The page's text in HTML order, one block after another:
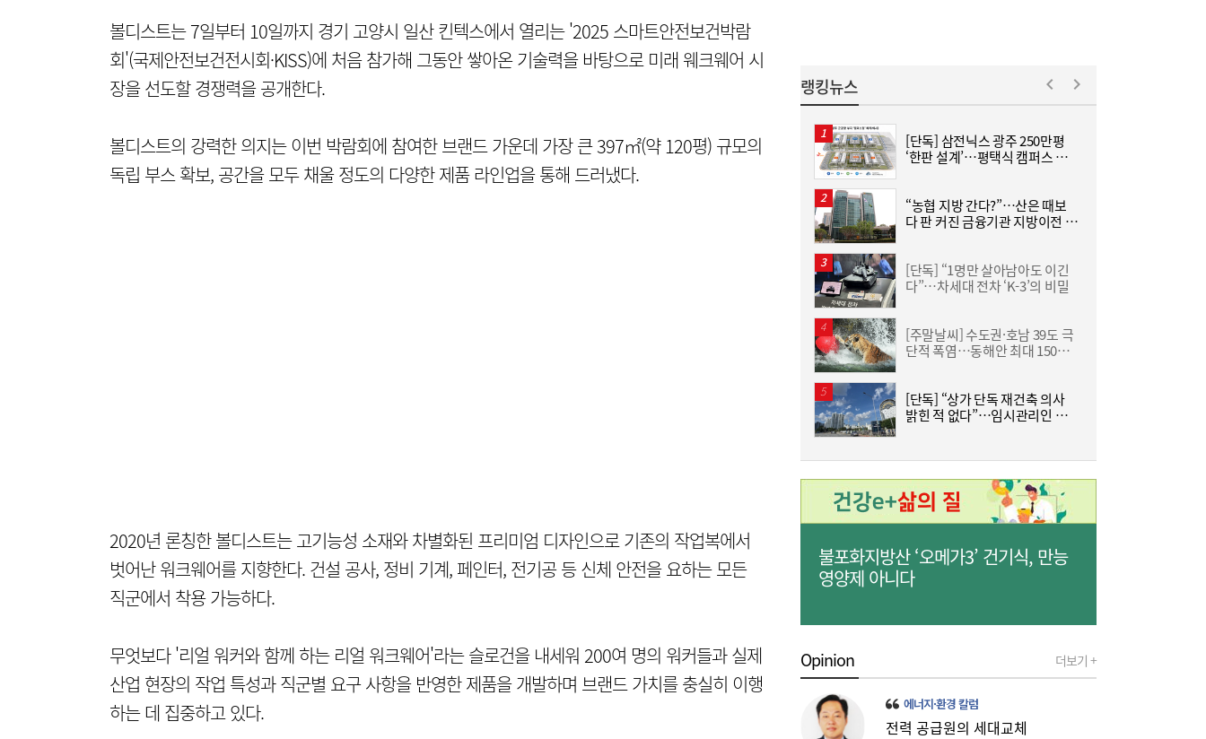
볼디스트는 7일부터 10일까지 경기 고양시 일산 킨텍스에서 열리는 '2025 스마트안전보건박람
회'(국제안전보건전시회·KISS)에 처음 참가해 그동안 쌓아온 기술력을 바탕으로 미래 웨크웨어 시
장을 선도할 경쟁력을 공개한다.
볼디스트의 강력한 의지는 이번 박람회에 참여한 브랜드 가운데 가장 큰 397㎡(약 120평) 규모의
독립 부스 확보, 공간을 모두 채울 정도의 다양한 제품 라인업을 통해 드러냈다.
2020년 론칭한 볼디스트는 고기능성 소재와 차별화된 프리미엄 디자인으로 기존의 작업복에서
벗어난 워크웨어를 지향한다. 건설 공사, 정비 기계, 페인터, 전기공 등 신체 안전을 요하는 모든
직군에서 착용 가능하다.
무엇보다 '리얼 워커와 함께 하는 리얼 워크웨어'라는 슬로건을 내세워 200여 명의 워커들과 실제
산업 현장의 작업 특성과 직군별 요구 사항을 반영한 제품을 개발하며 브랜드 가치를 충실히 이행
하는 데 집중하고 있다.
19:26
통신 3사, AIDC로 실적 개선…남은 과제는
‘수익성’
19:24
금호석화, 2분기 영업익 5배 급증…3분기 수
익성은 ‘글쎄’
랭킹뉴스
[단독] 삼전닉스 광주 250만평
‘한판 설계’…평택식 캠퍼스 들
“농협 지방 간다?”…산은 때보
다 판 커진 금융기관 지방이전 논
[단독] “1명만 살아남아도 이긴
다”…차세대 전차 ‘K-3’의 비밀
[주말날씨] 수도권·호남 39도 극
단적 폭염…동해안 최대 150㎜
[단독] “상가 단독 재건축 의사
밝힌 적 없다”…임시관리인 답
불포화지방산 ‘오메가3’ 건기식, 만능
영양제 아니다
Opinion 더보기 +
에너지·환경 칼럼
전력 공급원의 세대교체